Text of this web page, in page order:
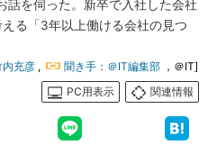
話を伺った。新卒で入社した会社
る「3年以上働ける会社の見つ
内充彦 , 聞き手：＠IT編集部 ，＠IT]
PC用表示
関連情報